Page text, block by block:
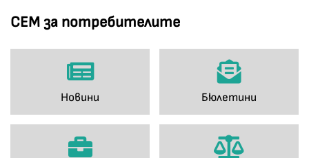
СЕМ за потребителите
Новини Бюлетини